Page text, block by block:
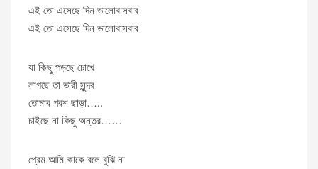
এই তো এসেছে দিন ভালোবাসবার
এই তো এসেছে দিন ভালোবাসবার
যা কিছু পড়ছে চোখে
লাগছে তা ভারী সুন্দর
তোমার পরশ ছাড়া…..
চাইছে না কিছু অন্তর……
প্রেম আমি কাকে বলে বুঝি না